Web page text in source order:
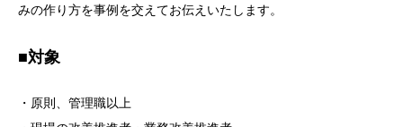
みの作り方を事例を交えてお伝えいたします。
■対象
・原則、管理職以上